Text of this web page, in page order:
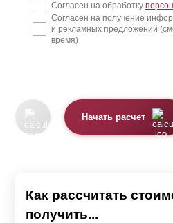
Согласен на обработку
Согласен на получение
и рекламных предложений
время)
Начать расчет
Как рассчитать
получить...